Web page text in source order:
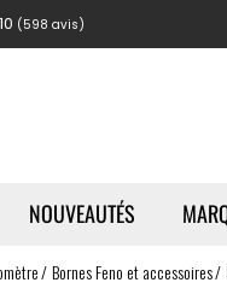
(598 avis)
NOUVEAUTÉS
Bornes Feno et accessoires